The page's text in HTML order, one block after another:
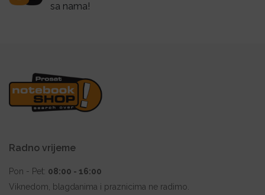
sa nama!
Radno vrijeme
Pon - Pet: 08:00 - 16:00
Viknedom, blagdanima i praznicima ne radimo.